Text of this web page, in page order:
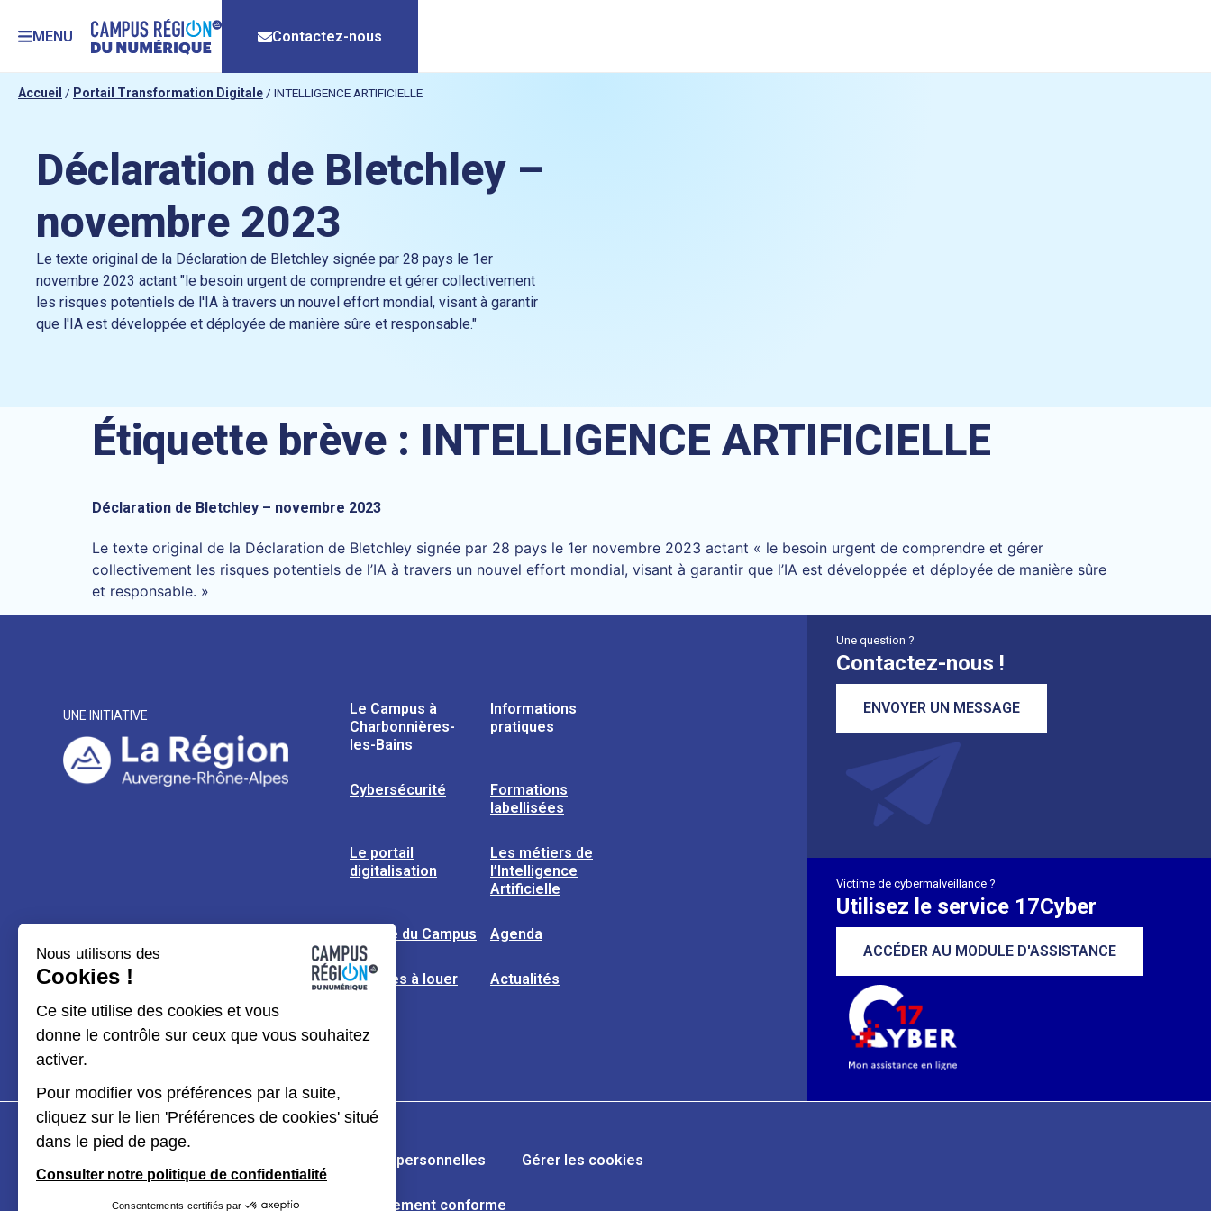
MENU Contactez-nous
Accueil / Portail Transformation Digitale / INTELLIGENCE ARTIFICIELLE
Déclaration de Bletchley –
novembre 2023
Le texte original de la Déclaration de Bletchley signée par 28 pays le 1er
novembre 2023 actant "le besoin urgent de comprendre et gérer collectivement
les risques potentiels de l'IA à travers un nouvel effort mondial, visant à garantir
que l'IA est développée et déployée de manière sûre et responsable."
Étiquette brève : INTELLIGENCE ARTIFICIELLE
Déclaration de Bletchley – novembre 2023
Le texte original de la Déclaration de Bletchley signée par 28 pays le 1er novembre 2023 actant « le besoin urgent de comprendre et gérer
collectivement les risques potentiels de l’IA à travers un nouvel effort mondial, visant à garantir que l’IA est développée et déployée de manière sûre
et responsable. »
UNE INITIATIVE
Le Campus à
Charbonnières-
les-Bains
Informations
pratiques
Cybersécurité
Formations
labellisées
Le portail
digitalisation
Les métiers de
l’Intelligence
Artificielle
L’usine du Campus Agenda
Espaces à louer Actualités
Une question ?
Contactez-nous !
ENVOYER UN MESSAGE
Victime de cybermalveillance ?
Utilisez le service 17Cyber
ACCÉDER AU MODULE D'ASSISTANCE
Données personnelles Gérer les cookies
Kit de communication Accessibilité : partiellement conforme
Nous utilisons des
Cookies !
Ce site utilise des cookies et vous
donne le contrôle sur ceux que vous souhaitez
activer.
Pour modifier vos préférences par la suite,
cliquez sur le lien 'Préférences de cookies' situé
dans le pied de page.
Consulter notre politique de confidentialité
Consentements certifiés par